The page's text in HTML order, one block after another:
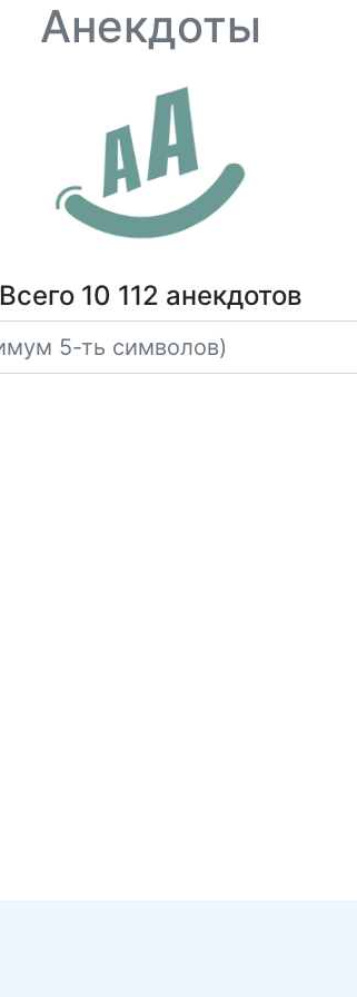
Анекдоты
Всего 10 112 анекдотов